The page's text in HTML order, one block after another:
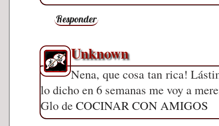
Responder
Unknown
Nena, que cosa tan rica!
lo dicho en 6 semanas me voy a
Glo de COCINAR CON AMIGOS